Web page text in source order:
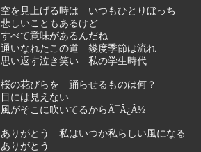
空を見上げる時は いつもひとりぼっち
悲しいこともあるけど
すべて意味があるんだね
通いなれたこの道 幾度季節は流れ
思い返す泣き笑い 私の学生時代
桜の花びらを 踊らせるものは何？
目には見えない
風がそこに吹いてるからÃ¯Â¿Â½
ありがとう 私はいつか私らしい風になる
ありがとう